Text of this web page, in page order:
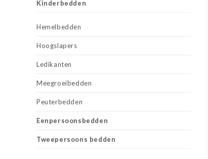
Kinderbedden
Hemelbedden
Hoogslapers
Ledikanten
Meegroeibedden
Peuterbedden
Eenpersoonsbedden
Tweepersoons bedden